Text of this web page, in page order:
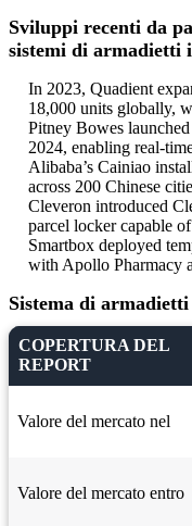
Sviluppi recenti da
sistemi di armadietti
In 2023, Quadient
18,000 units globally,
Pitney Bowes
2024, enabling real-
Alibaba’s Cainiao
across 200 Chinese
Cleveron introduced
parcel locker capable
Smartbox deployed
with Apollo Pharmacy
Sistema di
COPERTURA DEL
REPORT
Valore del mercato nel
Valore del mercato entro